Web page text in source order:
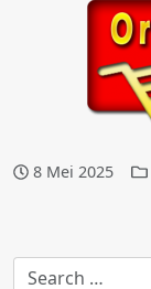
8 Mei 2025